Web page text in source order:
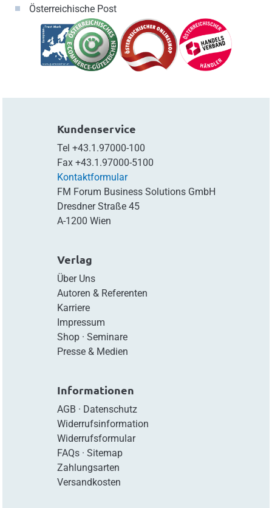
Österreichische Post
Kundenservice
Tel +43.1.97000-100
Fax +43.1.97000-5100
Kontaktformular
FM Forum Business Solutions GmbH
Dresdner Straße 45
A-1200 Wien
Verlag
Über Uns
Autoren & Referenten
Karriere
Impressum
Shop· Seminare
Presse & Medien
Informationen
AGB · Datenschutz
Widerrufsinformation
Widerrufsformular
FAQs· Sitemap
Zahlungsarten
Versandkosten